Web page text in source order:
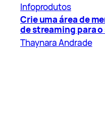
Infoprodutos
Crie uma área de
de streaming para
Thaynara Andrade